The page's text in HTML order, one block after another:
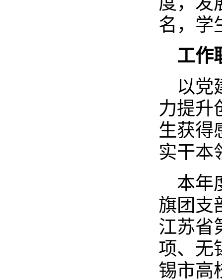
名，学
工作
以党
力提升
生获得
实干本
本年
旗团支
江苏省
项、无
锡市高